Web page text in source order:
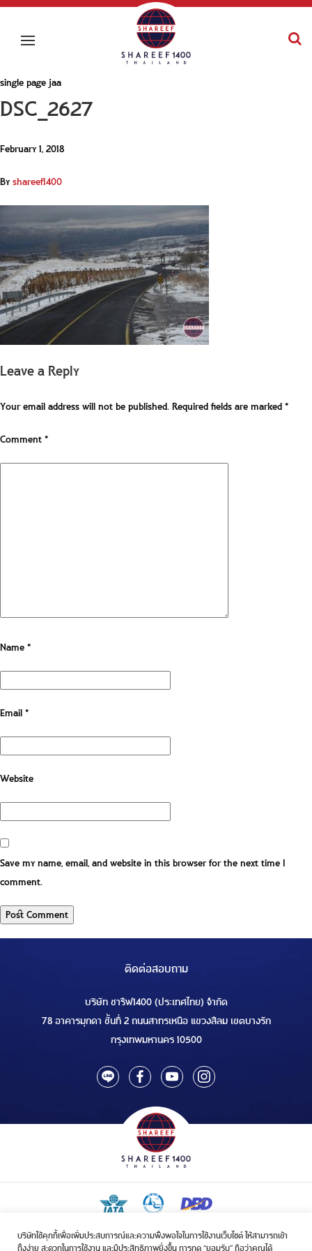
บริษัทใช้คุกกี้เพื่อเพิ่มประสบการณ์และความพึงพอใจในการใช้งานเว็บไซต์ ให้สามารถเข้า
ถึงง่าย สะดวกในการใช้งาน และมีประสิทธิภาพยิ่งขึ้น การกด “ยอมรับ” ถือว่าคุณได้
single page jaa
DSC_2627
February 1, 2018
Byshareef1400
Leave a Reply
Your email address will not be published.Required fields are marked*
Comment*
Name*
Email*
Website
Save my name, email, and website in this browser for the next time I
comment.
ติดต่อสอบถาม
บริษัท ชารีฟ1400 (ประเทศไทย) จำกัด
78 อาคารมุกดา ชั้นที่ 2 ถนนสาทรเหนือ แขวงสีลม เขตบางรัก
กรุงเทพมหานคร 10500
ใบอนุญาตเป็นผู้ประกอบกิจการรับจัดบริการขนส่งในกิจการฮัจย์เลขที่ 1/2568